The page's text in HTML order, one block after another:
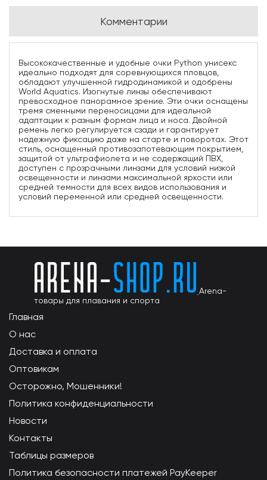
Комментарии
Высококачественные и удобные очки Python унисекс
идеально подходят для соревнующихся пловцов,
обладают улучшенной гидродинамикой и одобрены
World Aquatics. Изогнутые линзы обеспечивают
превосходное панорамное зрение. Эти очки оснащены
тремя сменными переносицами для идеальной
адаптации к разным формам лица и носа. Двойной
ремень легко регулируется сзади и гарантирует
надежную фиксацию даже на старте и поворотах. Этот
стиль, оснащенный противозапотевающим покрытием,
защитой от ультрафиолета и не содержащий ПВХ,
доступен с прозрачными линзами для условий низкой
освещенности и линзами максимальной яркости или
средней темности для всех видов использования и
условий переменной или средней освещенности.
Arena-
товары для плавания и спорта
Главная
О нас
Доставка и оплата
Оптовикам
Осторожно, Мошенники!
Политика конфиденциальности
Новости
Контакты
Таблицы размеров
Политика безопасности платежей PayKeeper